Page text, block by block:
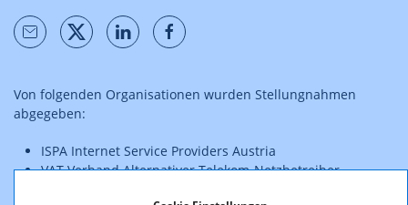
Von folgenden Organisationen wurden Stellungnahmen
abgegeben:
ISPA Internet Service Providers Austria
VAT Verband Alternativer Telekom-Netzbetreiber